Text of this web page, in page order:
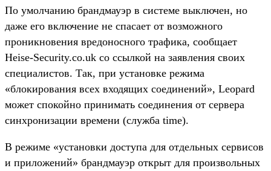
По умолчанию брандмауэр в системе выключен, но
даже его включение не спасает от возможного
проникновения вредоносного трафика, сообщает
Heise-Security.co.uk со ссылкой на заявления своих
специалистов. Так, при установке режима
«блокирования всех входящих соединений», Leopard
может спокойно принимать соединения от сервера
синхронизации времени (служба time).
В режиме «установки доступа для отдельных сервисов
и приложений» брандмауэр открыт для произвольных